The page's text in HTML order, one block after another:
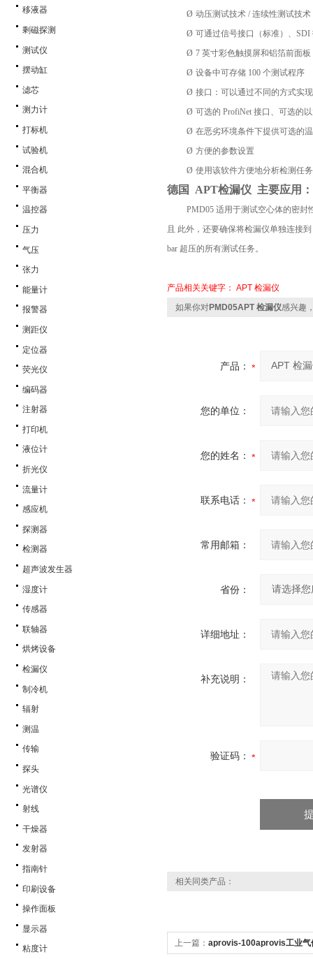
移液器
剩磁探测
测试仪
摆动缸
滤芯
测力计
打标机
试验机
混合机
平衡器
温控器
压力
气压
张力
能量计
报警器
测距仪
定位器
荧光仪
编码器
注射器
打印机
液位计
折光仪
流量计
感应机
探测器
检测器
超声波发生器
湿度计
传感器
联轴器
烘烤设备
检漏仪
制冷机
辐射
测温
传输
探头
光谱仪
射线
干燥器
发射器
指南针
印刷设备
操作面板
显示器
粘度计
Ø 动压测试技术 /连续性测试技术
Ø 可通过信号接口（标准）、 SDI
Ø 7 英寸彩色触摸屏和铝箔前面
Ø 设备中可存储 100 个测试程序
Ø 接口：可以通过不同的方式实
Ø 可选的 ProfiNet 接口、可选的
Ø 在恶劣环境条件下提供可选的
Ø 方便的参数设置
Ø 使用该软件方便地分析检测任
德国 APT检漏仪 主要应用：
PMD05 适用于测试空心体的密封
且 此外，还要确保将检漏仪单独连接
bar 超压的所有测试任务。
产品相关关键字： APT 检漏仪
如果你对PMD05APT 检漏仪感兴趣
产品：
您的单位：
您的姓名：
联系电话：
常用邮箱：
省份：
详细地址：
补充说明：
验证码：
相关同类产品：
上一篇： aprovis-100aprovis工业气